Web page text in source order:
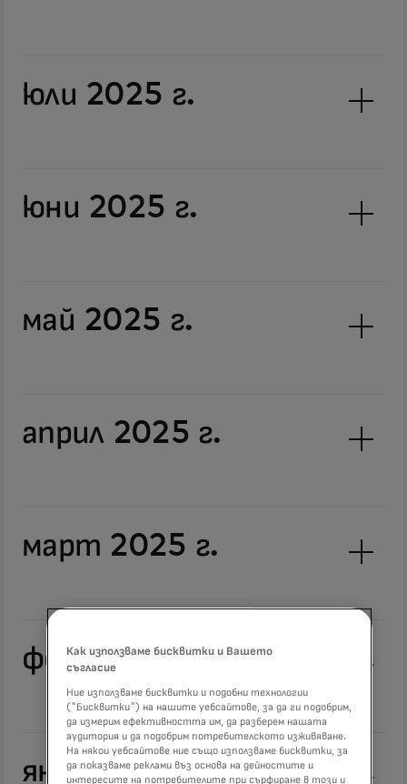
юли 2025 г.
юни 2025 г.
май 2025 г.
април 2025 г.
март 2025 г.
февруари 2025 г.
януари 2025 г.
Как използваме бисквитки и Вашето
съгласие
Ние използваме бисквитки и подобни технологии
("Бисквитки") на нашите уебсайтове, за да ги подобрим,
да измерим ефективността им, да разберем нашата
аудитория и да подобрим потребителското изживяване.
На някои уебсайтове ние също използваме бисквитки, за
да показваме реклами въз основа на дейностите и
интересите на потребителите при сърфиране в този и